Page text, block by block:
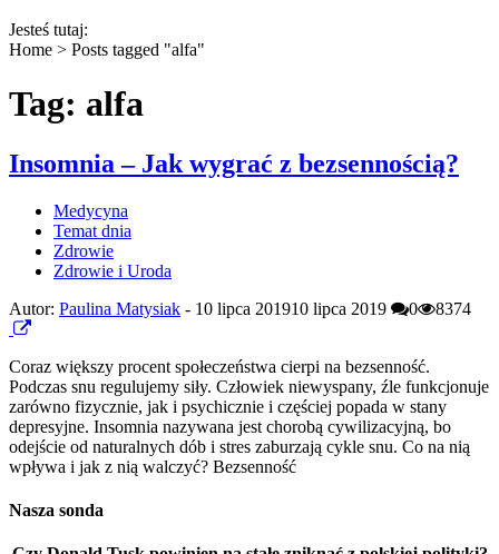
Jesteś tutaj:
Home > Posts tagged "alfa"
Tag: alfa
Insomnia – Jak wygrać z bezsennością?
Medycyna
Temat dnia
Zdrowie
Zdrowie i Uroda
Autor: Paulina Matysiak - 10 lipca 201910 lipca 2019 0 8374
Coraz większy procent społeczeństwa cierpi na bezsenność.
Podczas snu regulujemy siły. Człowiek niewyspany, źle funkcjonuje
zarówno fizycznie, jak i psychicznie i częściej popada w stany
depresyjne. Insomnia nazywana jest chorobą cywilizacyjną, bo
odejście od naturalnych dób i stres zaburzają cykle snu. Co na nią
wpływa i jak z nią walczyć? Bezsenność
Nasza sonda